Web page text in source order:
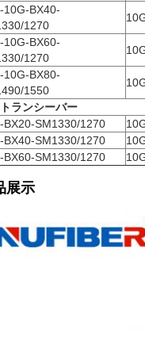
10G-BX40-
1270
10G-BX60-
1270
10G-BX80-
1550
ランシーバー
BX20-SM1330/1270
BX40-SM1330/1270
BX60-SM1330/1270
展示